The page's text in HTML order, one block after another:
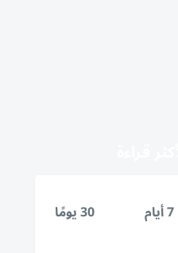
7 أيام 30 يومًا